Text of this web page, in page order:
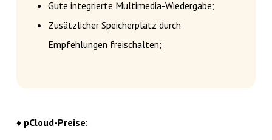
Gute integrierte Multimedia-Wiedergabe;
Zusätzlicher Speicherplatz durch
Empfehlungen freischalten;
♦ pCloud-Preise: